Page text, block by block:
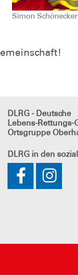
Simon Schönecker
DLRG - Deutsche
Lebens-Rettungs-
Ortsgruppe
DLRG in den